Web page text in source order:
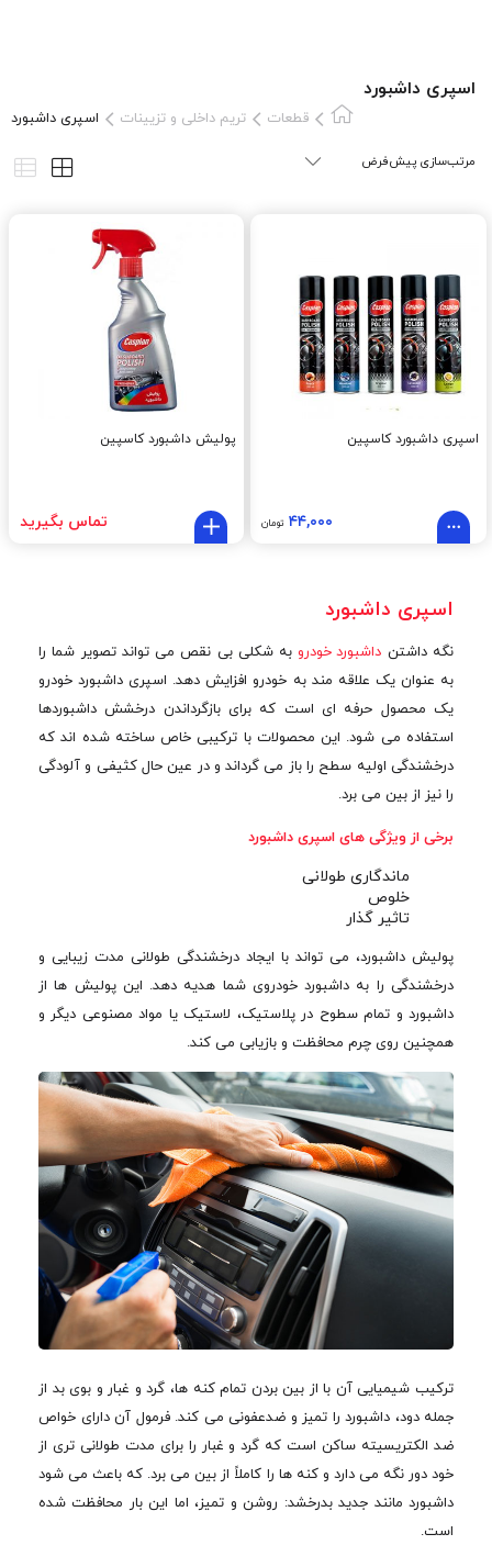
اسپری داشبورد
قطعات تریم داخلی و تزیینات اسپری داشبورد
اسپری داشبورد کاسپین
۴۴,۰۰۰ تومان
پولیش داشبورد کاسپین
تماس بگیرید
اسپری داشبورد
نگه داشتن داشبورد خودروبه شکلی بی نقص می تواند تصویر شما را
به عنوان یک علاقه مند به خودرو افزایش دهد. اسپری داشبورد خودرو
یک محصول حرفه ای است که برای بازگرداندن درخشش داشبوردها
استفاده می شود. این محصولات با ترکیبی خاص ساخته شده اند که
درخشندگی اولیه سطح را باز می گرداند و در عین حال کثیفی و آلودگی
را نیز از بین می برد.
برخی از ویژگی های اسپری داشبورد
ماندگاری طولانی
خلوص
تاثير گذار
پولیش داشبورد، می تواند با ایجاد درخشندگی طولانی مدت زیبایی و
درخشندگی را به داشبورد خودروی شما هدیه دهد. این پولیش ها از
داشبورد و تمام سطوح در پلاستیک، لاستیک یا مواد مصنوعی دیگر و
همچنین روی چرم محافظت و بازیابی می کند.
ترکیب شیمیایی آن با از بین بردن تمام کنه ها، گرد و غبار و بوی بد از
جمله دود، داشبورد را تمیز و ضدعفونی می کند. فرمول آن دارای خواص
ضد الکتریسیته ساکن است که گرد و غبار را برای مدت طولانی تری از
خود دور نگه می دارد و کنه ها را کاملاً از بین می برد. که باعث می شود
داشبورد مانند جدید بدرخشد: روشن و تمیز، اما این بار محافظت شده
است.